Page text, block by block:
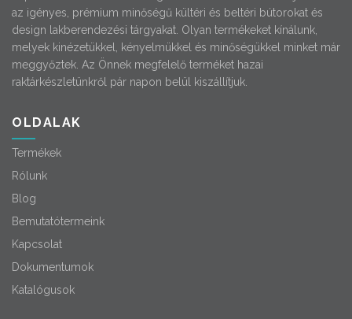
az igényes, prémium minőségű kültéri és beltéri bútorokat és
design lakberendezési tárgyakat. Olyan termékeket kínálunk,
melyek kinézetükkel, kényelmükkel és minőségükkel minket már
meggyőztek. Az Önnek megfelelő terméket hazai
raktárkészletünkről pár napon belül kiszállítjuk.
OLDALAK
Termékek
Rólunk
Blog
Bemutatótermeink
Kapcsolat
Dokumentumok
Katalógusok